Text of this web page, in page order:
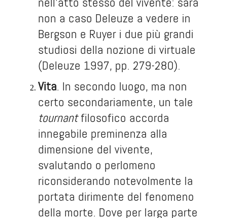
non a caso Deleuze a vedere in
Bergson e Ruyer i due più grandi
studiosi della nozione di virtuale
(Deleuze 1997, pp. 279-280).
Vita. In secondo luogo, ma non
certo secondariamente, un tale
tournantfilosofico accorda
innegabile preminenza alla
dimensione del vivente,
svalutando o perlomeno
riconsiderando notevolmente la
portata dirimente del fenomeno
della morte. Dove per larga parte